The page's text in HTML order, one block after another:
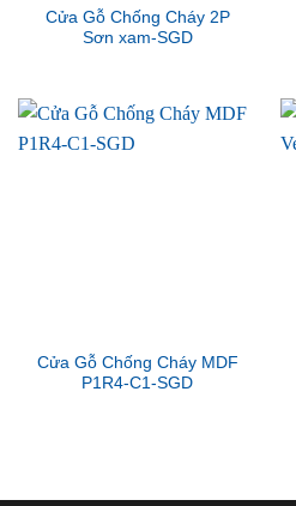
Cửa Gỗ Chống Cháy 2P
Sơn xam-SGD
Cửa Gỗ Chống Cháy MDF
P1R4-C1-SGD